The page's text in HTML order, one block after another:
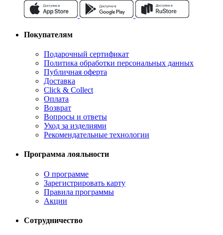
Покупателям
Подарочный сертификат
Политика обработки персональных данных
Публичная оферта
Доставка
Click & Collect
Оплата
Возврат
Вопросы и ответы
Уход за изделиями
Рекомендательные технологии
Программа лояльности
О программе
Зарегистрировать карту
Правила программы
Акции
Сотрудничество